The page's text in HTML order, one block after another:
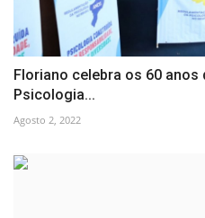
Floriano celebra os 60 anos
Psicologia...
Agosto 2, 2022